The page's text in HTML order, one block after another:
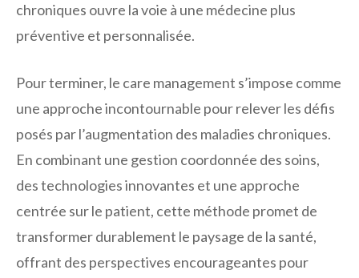
chroniques ouvre la voie à une médecine plus
préventive et personnalisée.
Pour terminer, le care management s’impose comme
une approche incontournable pour relever les défis
posés par l’augmentation des maladies chroniques.
En combinant une gestion coordonnée des soins,
des technologies innovantes et une approche
centrée sur le patient, cette méthode promet de
transformer durablement le paysage de la santé,
offrant des perspectives encourageantes pour